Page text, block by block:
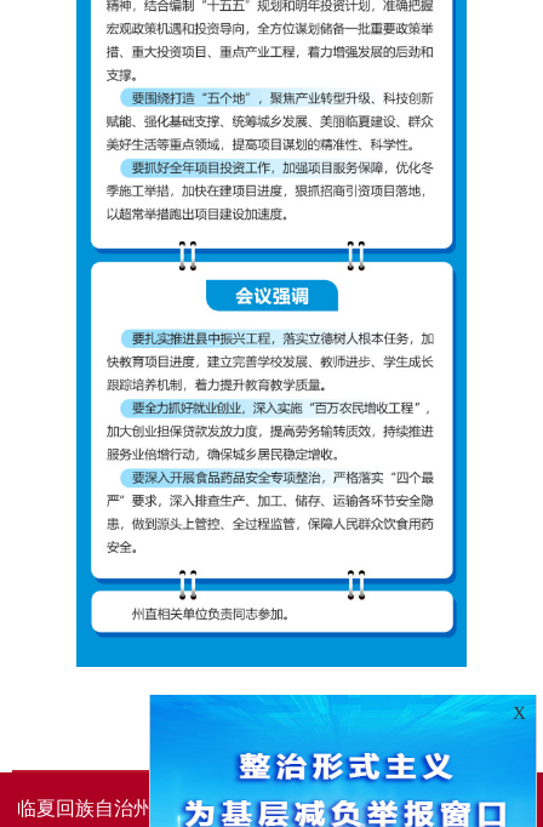
临夏回族自治州人民政府办公室主办 临夏回族自治州人民政
X